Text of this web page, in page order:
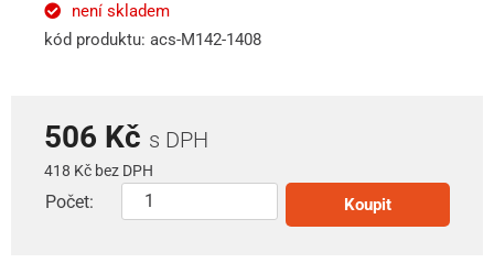
není skladem
kód produktu: acs-M142-1408
506 Kč s DPH
418 Kč bez DPH
Počet: Koupit